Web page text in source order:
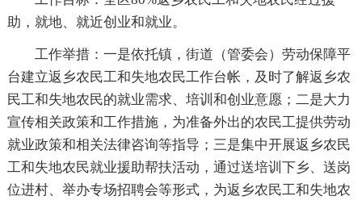
助，就地、就近创业和就业。
工作举措：一是依托镇，街道（管委会）劳动保障平
台建立返乡农民工和失地农民工作台帐，及时了解返乡农
民工和失地农民的就业需求、培训和创业意愿；二是大力
宣传相关政策和工作措施，为准备外出的农民工提供劳动
就业政策和相关法律咨询等指导；三是集中开展返乡农民
工和失地农民就业援助帮扶活动，通过送培训下乡、送岗
位进村、举办专场招聘会等形式，为返乡农民工和失地农